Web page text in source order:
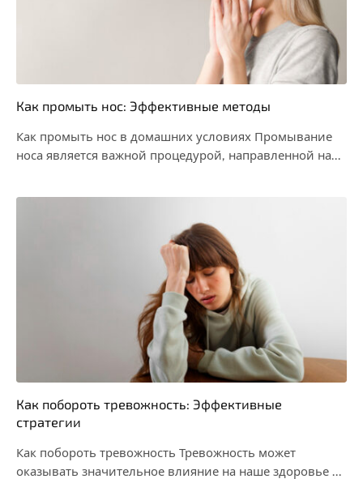
Как промыть нос: Эффективные методы
Как промыть нос в домашних условиях Промывание
носа является важной процедурой, направленной на
Как побороть тревожность: Эффективные
стратегии
Как побороть тревожность Тревожность может
оказывать значительное влияние на наше здоровье и